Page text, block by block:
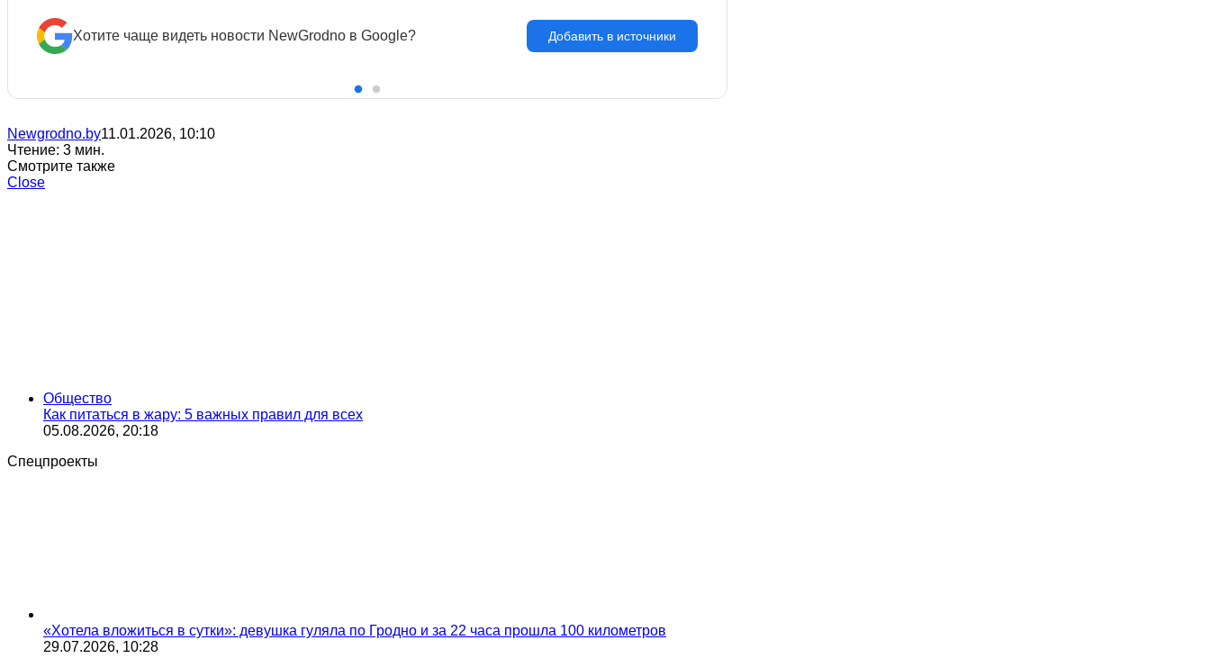
Хотите чаще видеть новости NewGrodno в Google? Добавить в источники
Newgrodno.by11.01.2026, 10:10
Чтение: 3 мин.
Смотрите также
Close
Общество
Как питаться в жару: 5 важных правил для всех
05.08.2026, 20:18
Спецпроекты
«Хотела вложиться в сутки»: девушка гуляла по Гродно и за 22 часа прошла 100 километров
29.07.2026, 10:28